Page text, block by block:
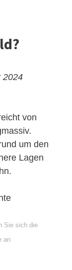
2024
von
um den
Lagen
Sie sich die
an